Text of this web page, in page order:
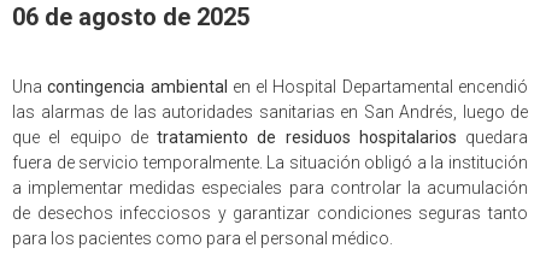
06 de agosto de 2025
Unacontingencia ambiental en el Hospital Departamental encendió
las alarmas de las autoridades sanitarias en San Andrés, luego de
que el equipo de tratamiento de residuos hospitalarios quedara
fuera de servicio temporalmente. La situación obligó a la institución
a implementar medidas especiales para controlar la acumulación
de desechos infecciosos y garantizar condiciones seguras tanto
para los pacientes como para el personal médico.